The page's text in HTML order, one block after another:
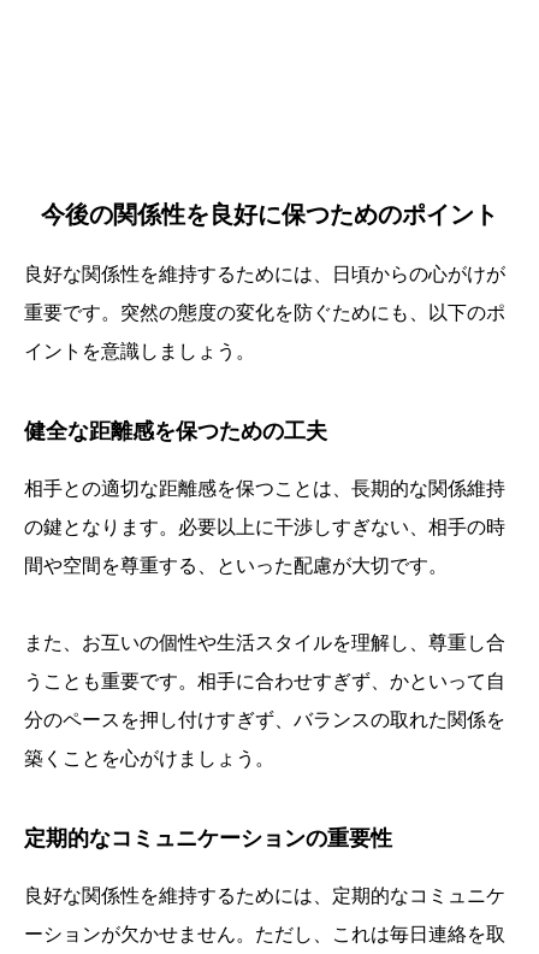
今後の関係性を良好に保つためのポイント
良好な関係性を維持するためには、日頃からの心がけが
重要です。突然の態度の変化を防ぐためにも、以下のポ
イントを意識しましょう。
健全な距離感を保つための工夫
相手との適切な距離感を保つことは、長期的な関係維持
の鍵となります。必要以上に干渉しすぎない、相手の時
間や空間を尊重する、といった配慮が大切です。
また、お互いの個性や生活スタイルを理解し、尊重し合
うことも重要です。相手に合わせすぎず、かといって自
分のペースを押し付けすぎず、バランスの取れた関係を
築くことを心がけましょう。
定期的なコミュニケーションの重要性
良好な関係性を維持するためには、定期的なコミュニケ
ーションが欠かせません。ただし、これは毎日連絡を取